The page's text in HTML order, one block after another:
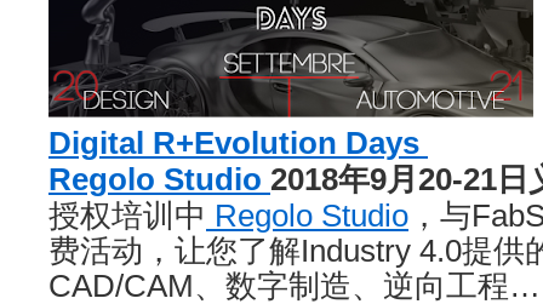
Digital R+Evolution Days
Regolo Studio 2018年9月20-21日
授权培训中 Regolo Studio ，与
费活动，让您了解Industry 4.0提供
CAD/CAM、数字制造、逆向工程